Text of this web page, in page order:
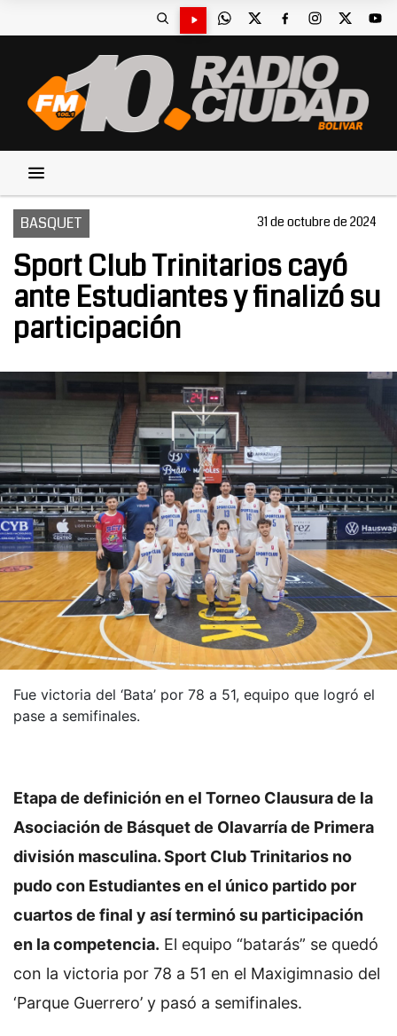
BASQUET 31 de octubre de 2024
Sport Club Trinitarios cayó
ante Estudiantes y finalizó su
participación
Fue victoria del ‘Bata’ por 78 a 51, equipo que logró el
pase a semifinales.
Etapa de definición en el Torneo Clausura de la
Asociación de Básquet de Olavarría de Primera
división masculina. Sport Club Trinitarios no
pudo con Estudiantes en el único partido por
cuartos de final y así terminó su participación
en la competencia. El equipo “batarás” se quedó
con la victoria por 78 a 51 en el Maxigimnasio del
‘Parque Guerrero’ y pasó a semifinales.